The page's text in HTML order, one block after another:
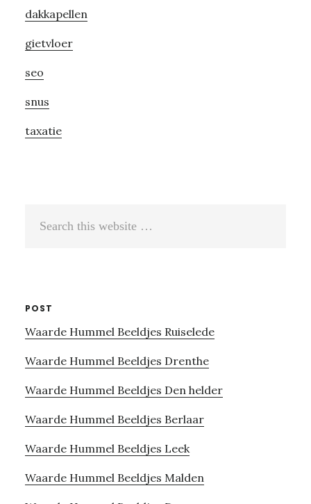
dakkapellen
gietvloer
seo
snus
taxatie
POST
Waarde Hummel Beeldjes Ruiselede
Waarde Hummel Beeldjes Drenthe
Waarde Hummel Beeldjes Den helder
Waarde Hummel Beeldjes Berlaar
Waarde Hummel Beeldjes Leek
Waarde Hummel Beeldjes Malden